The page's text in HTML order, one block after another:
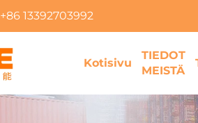
+86 13392703992
Kotisivu
TIEDOT
MEISTÄ